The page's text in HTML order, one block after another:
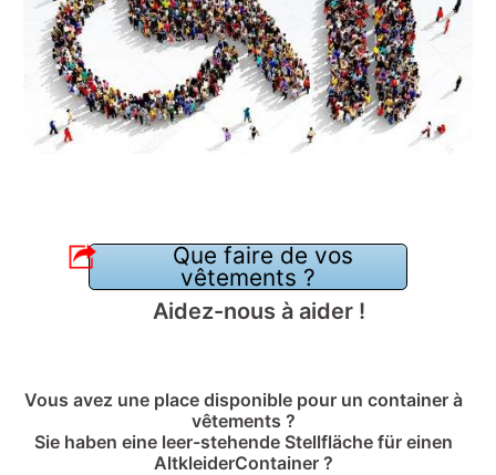
Que faire de vos
vêtements ?
Aidez-nous à aider !
Vous avez une place disponible pour un container à
vêtements ?
Sie haben eine leer-stehende Stellfläche für einen
AltkleiderContainer ?